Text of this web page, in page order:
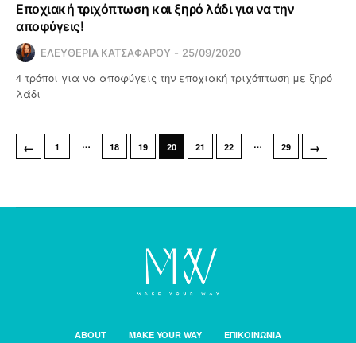
Εποχιακή τριχόπτωση και ξηρό λάδι για να την
αποφύγεις!
ΕΛΕΥΘΕΡΙΑ ΚΑΤΣΑΦΑΡΟΥ 25/09/2020
4 τρόποι για να αποφύγεις την εποχιακή τριχόπτωση με ξηρό
λάδι
← 1 … 18 19 20 21 22 … 29 →
ABOUT MAKE YOUR WAY ΕΠΙΚΟΙΝΩΝΙΑ